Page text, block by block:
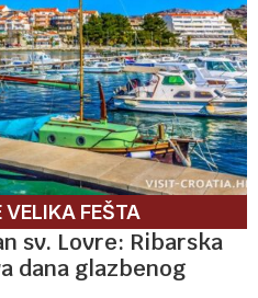
VELIKA FEŠTA
sv. Lovre: Ribarska
dana glazbenog